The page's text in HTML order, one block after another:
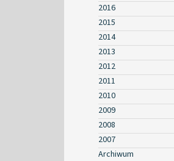
2016
2015
2014
2013
2012
2011
2010
2009
2008
2007
Archiwum